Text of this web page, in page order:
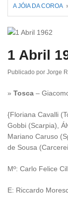
A JÓIA DA COROA
1 Abril
Publicado por Jorge
» Tosca –
{Floriana Cavalli
Gobbi (Scarpia),
Mariano Caruso
de Sousa
Mº: Carlo Felice
E: Riccardo